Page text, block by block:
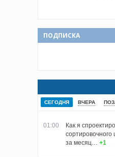
ПОДПИСКА
СЕГОДНЯ ВЧЕРА
01:00
Как я
за месяц… +1